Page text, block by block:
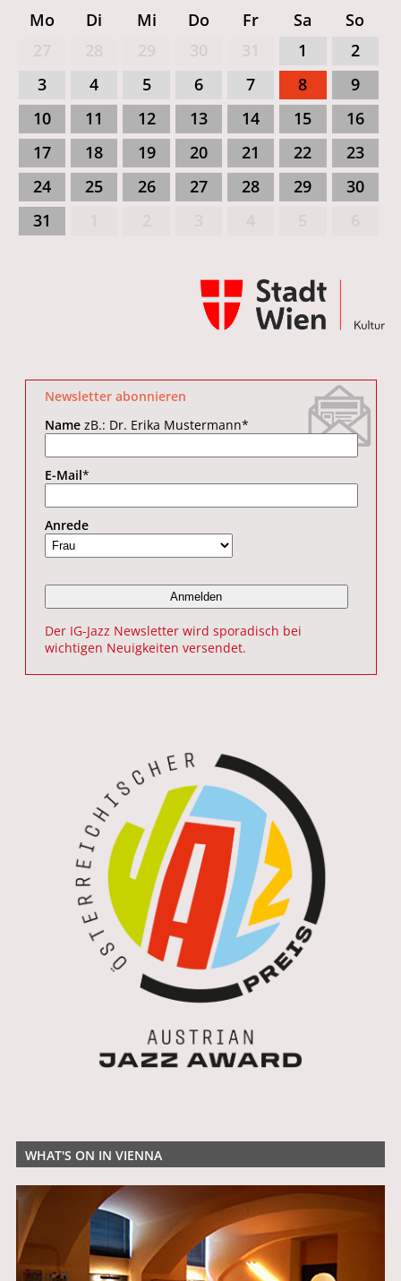
Mo Di Mi Do Fr Sa
So
1
2
3
4 5 6 7 8
9
10
11 12 13 14 15
16
17
18 19 20 21 22
23
24
25 26 27 28 29
30
31
Newsletter abonnieren
NamezB.: Dr. Erika Mustermann*
E-Mail*
Anrede
Der IG-Jazz Newsletter wird sporadisch bei
wichtigen Neuigkeiten versendet.
WHAT'S ON IN VIENNA